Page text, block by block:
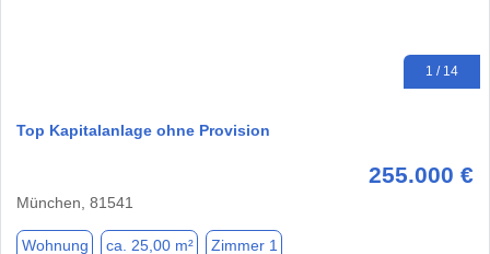
1 / 14
Top Kapitalanlage ohne Provision
255.000 €
München, 81541
Wohnung ca. 25,00 m² Zimmer 1